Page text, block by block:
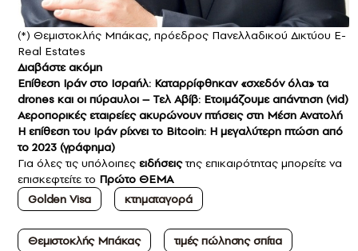
(*) Θεμιστοκλής Μπάκας, πρόεδρος Πανελλαδικού Δικτύου E-
Real Estates
Διαβάστε ακόμη
Επίθεση Ιράν στο Ισραήλ: Καταρρίφθηκαν «σχεδόν όλα» τα
drones και οι πύραυλοι – Τελ Αβίβ: Ετοιμάζουμε απάντηση (vid)
Αεροπορικές εταιρείες ακυρώνουν πτήσεις στη Μέση Ανατολή
Η επίθεση του Ιράν ρίχνει το Βitcoin: Η μεγαλύτερη πτώση από
το 2023 (γράφημα)
Για όλες τις υπόλοιπες ειδήσεις της επικαιρότητας μπορείτε να
επισκεφτείτε το Πρώτο ΘΕΜΑ
Golden Visa
κτηματαγορά
Θεμιστοκλής Μπάκας τιμές πώλησης σπίτια